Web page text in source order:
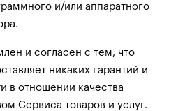
и/или аппаратного
и согласен с тем, что
никаких гарантий и
в отношении качества
Сервиса товаров и услуг.